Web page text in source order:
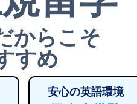
からこそ
すめ
安心の英語環境